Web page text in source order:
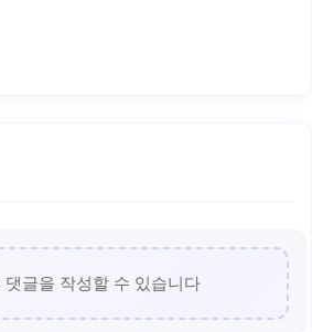
댓글을 작성할 수 있습니다